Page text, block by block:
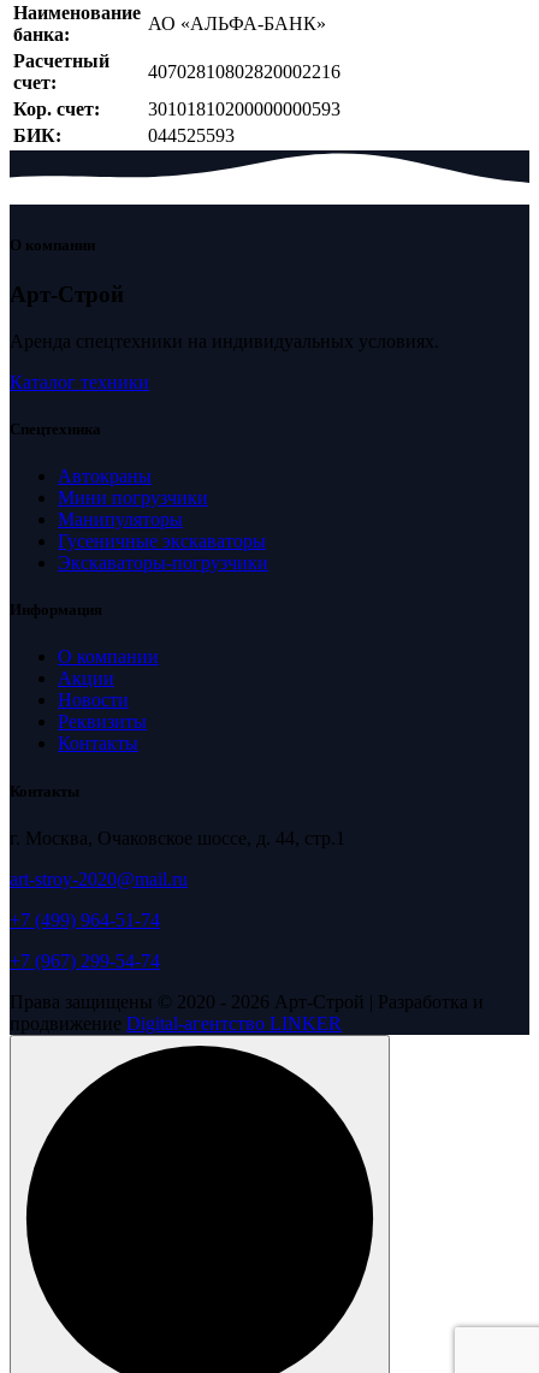
Наименование
банка:
АО «АЛЬФА-БАНК»
Расчетный
счет:
40702810802820002216
Кор. счет:
30101810200000000593
БИК:
044525593
О компании
Арт-Строй
Аренда спецтехники на индивидуальных условиях.
Каталог техники
Спецтехника
Автокраны
Мини погрузчики
Манипуляторы
Гусеничные экскаваторы
Экскаваторы-погрузчики
Информация
О компании
Акции
Новости
Реквизиты
Контакты
Контакты
г. Москва, Очаковское шоссе, д. 44, стр.1
art-stroy-2020@mail.ru
+7 (499) 964-51-74
+7 (967) 299-54-74
Права защищены © 2020 - 2026 Арт-Строй | Разработка и
продвижение Digital-агентство LINKER